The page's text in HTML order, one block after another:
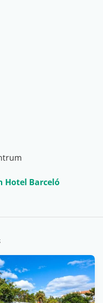
ook een diner in
Geniet van het
vergeet je niet snel
voor een heerlijke
Eiland heeft een
namelijk de
boven, maar als je
genieten van
Puerto de la
niet alleen prachtige
en winkels. Met een
hele jaar door een
Hotel Barceló